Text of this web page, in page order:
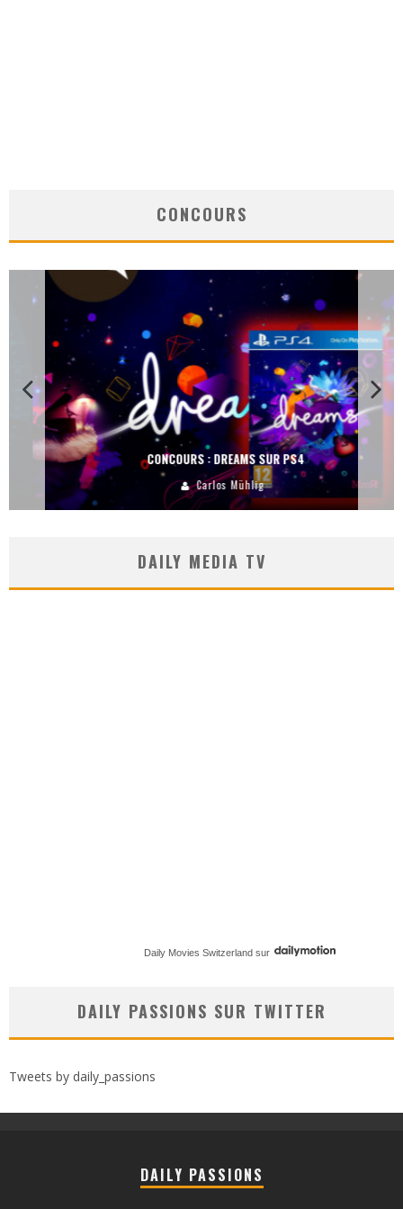
CONCOURS
CONCOURS : DREAMS SUR PS4
Carlos Mühlig
DAILY MEDIA TV
Daily Movies Switzerland sur
DAILY PASSIONS SUR TWITTER
Tweets by daily_passions
DAILY PASSIONS